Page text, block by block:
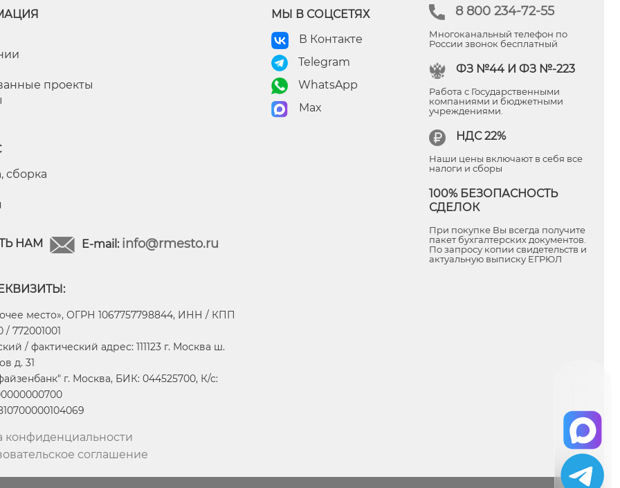
проекты
сборка
НАМ E-mail: info@rmesto.ru
место», ОГРН 1067757798844, ИНН / КПП
/ 772001001
/ фактический адрес: 111123 г. Москва ш.
д. 31
г. Москва, БИК: 044525700, К/с:
конфиденциальности
соглашение
8 800 234-72-55
Многоканальный телефон по
России звонок бесплатный
ФЗ №44 И ФЗ №-223
Работа с Государственными
компаниями и бюджетными
учреждениями.
НДС 22%
Наши цены включают в себя все
налоги и сборы
100% БЕЗОПАСНОСТЬ
СДЕЛОК
При покупке Вы всегда получите
пакет бухгалтерских документов.
По запросу копии свидетельств и
актуальную выписку ЕГРЮЛ
МЫ В СОЦСЕТЯХ
В Контакте
Telegram
WhatsApp
Max